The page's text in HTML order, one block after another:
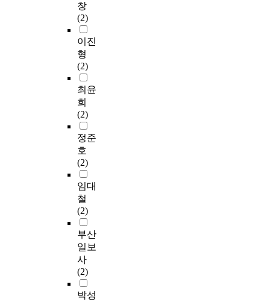
창
(2)
이진
형
(2)
최윤
희
(2)
정준
호
(2)
임대
철
(2)
부산
일보
사
(2)
박성